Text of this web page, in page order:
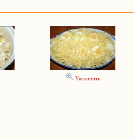
Увеличить